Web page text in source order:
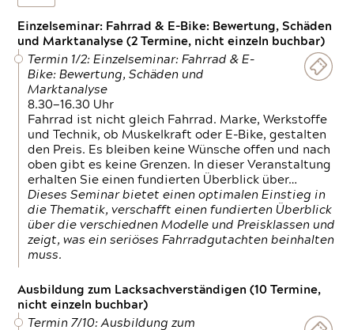
Einzelseminar: Fahrrad & E-Bike: Bewertung, Schäden
und Marktanalyse (2 Termine, nicht einzeln buchbar)
Termin 1/2: Einzelseminar: Fahrrad & E-
Bike: Bewertung, Schäden und
Marktanalyse
8.30—16.30 Uhr
Fahrrad ist nicht gleich Fahrrad. Marke, Werkstoffe
und Technik, ob Muskelkraft oder E-Bike, gestalten
den Preis. Es bleiben keine Wünsche offen und nach
oben gibt es keine Grenzen. In dieser Veranstaltung
erhalten Sie einen fundierten Überblick über…
Dieses Seminar bietet einen optimalen Einstieg in
die Thematik, verschafft einen fundierten Überblick
über die verschiednen Modelle und Preisklassen und
zeigt, was ein seriöses Fahrradgutachten beinhalten
muss.
Ausbildung zum Lacksachverständigen (10 Termine,
nicht einzeln buchbar)
Termin 7/10: Ausbildung zum